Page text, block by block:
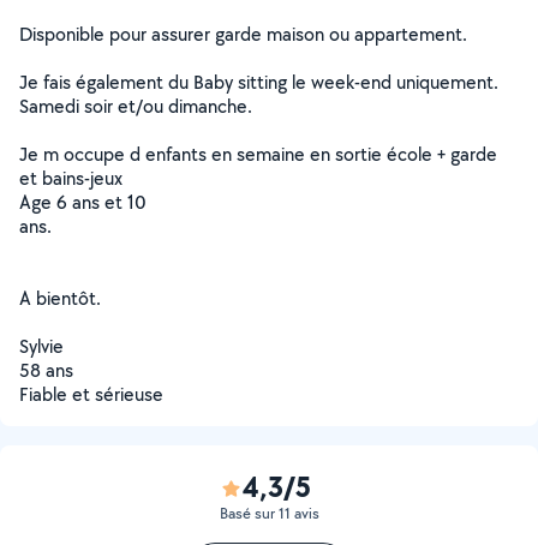
Disponible pour assurer garde maison ou appartement.
Je fais également du Baby sitting le week-end uniquement.
Samedi soir et/ou dimanche.
Je m occupe d enfants en semaine en sortie école + garde
et bains-jeux
Age 6 ans et 10
ans.
A bientôt.
Sylvie
58 ans
Fiable et sérieuse
4,3/5
Basé sur 11 avis